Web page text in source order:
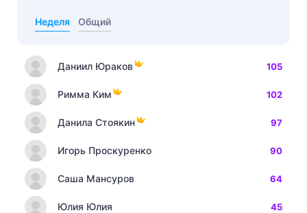
Неделя Общий
Даниил Юраков 105
Римма Ким 102
Данила Стоякин 97
Игорь Проскуренко 90
Саша Мансуров 64
Юлия Юлия 45